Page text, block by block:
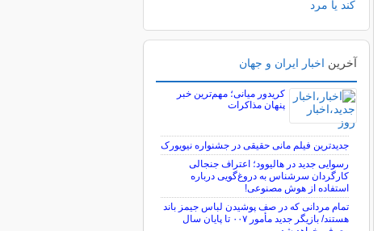
آخرین اخبار ایران و جهان
کریدور میانی؛ مهم‌ترین خبر
پنهان مذاکرات
جدیدترین فیلم مانی حقیقی در جشنواره نیویورک
رسوایی جدید در هالیوود؛ اعتراف جنجالی
کارگردان سرشناس به دروغ‌گویی درباره
استفاده از هوش مصنوعی!
تمام مردانی که در صف پوشیدن لباس جیمز باند
هستند/ بازیگر جدید مأمور ۰۰۷ تا پایان سال